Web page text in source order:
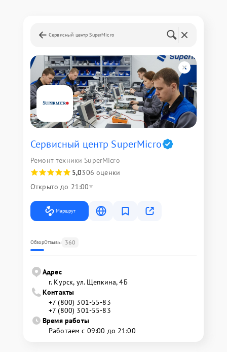
Сервисный центр SuperMicro
Сервисный центр SuperMicro
Ремонт техники SuperMicro
5,0306 оценки
Открыто до 21:00
Маршрут
ОбзорОтзывы 360
Адрес
г. Курск, ул. Щепкина, 4Б
Контакты
+7 (800) 301-55-83
+7 (800) 301-55-83
Время работы
Работаем с 09:00 до 21:00